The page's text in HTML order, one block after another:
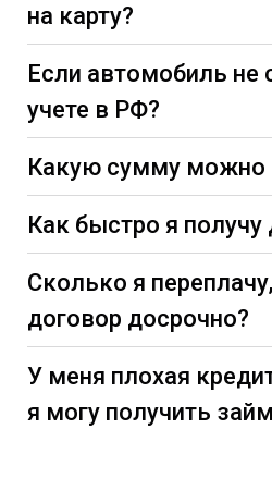
на карту?
Если автомобиль не
учете в РФ?
Какую сумму можно
Как быстро я получу
Сколько я
договор досрочно?
У меня плохая
я могу получить